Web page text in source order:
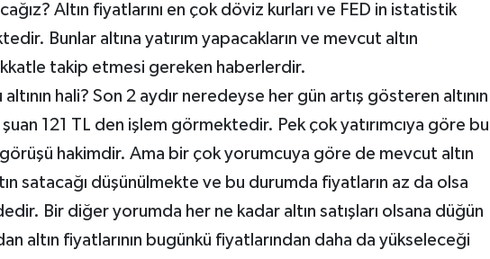
Altın fiyatlarını en çok döviz kurları ve FED in istatistik
Bunlar altına yatırım yapacakların ve mevcut altın
dikkatle takip etmesi gereken haberlerdir.
altının hali? Son 2 aydır neredeyse her gün artış gösteren altının
121 TL den işlem görmektedir. Pek çok yatırımcıya göre bu
hakimdir. Ama bir çok yorumcuya göre de mevcut altın
satacağı düşünülmekte ve bu durumda fiyatların az da olsa
Bir diğer yorumda her ne kadar altın satışları olsana düğün
altın fiyatlarının bugünkü fiyatlarından daha da yükseleceği